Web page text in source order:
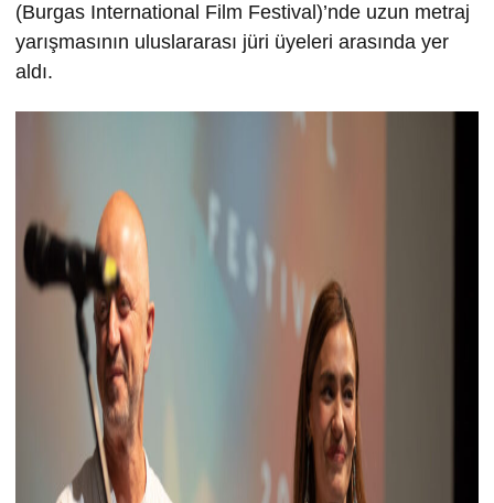
(Burgas International Film Festival)’nde uzun metraj
yarışmasının uluslararası jüri üyeleri arasında yer
aldı.